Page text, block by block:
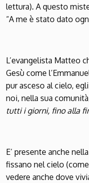
lettura). A questo
“A me è stato dato
L’evangelista Matteo
Gesù come
pur asceso al cielo,
noi, nella sua
tutti i giorni, fino alla
E’ presente anche
fissano nel cielo
vedere anche dove